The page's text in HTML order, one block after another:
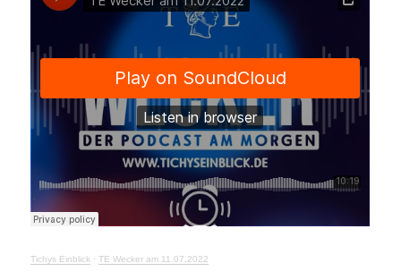
Tichys Einblick ·TE Wecker am 11.07.2022